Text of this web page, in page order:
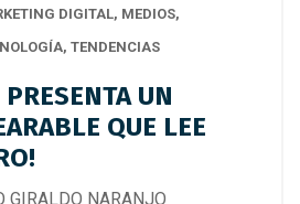
DIGITAL, MEDIOS,
, TENDENCIAS
UN
QUE LEE
GIRALDO NARANJO